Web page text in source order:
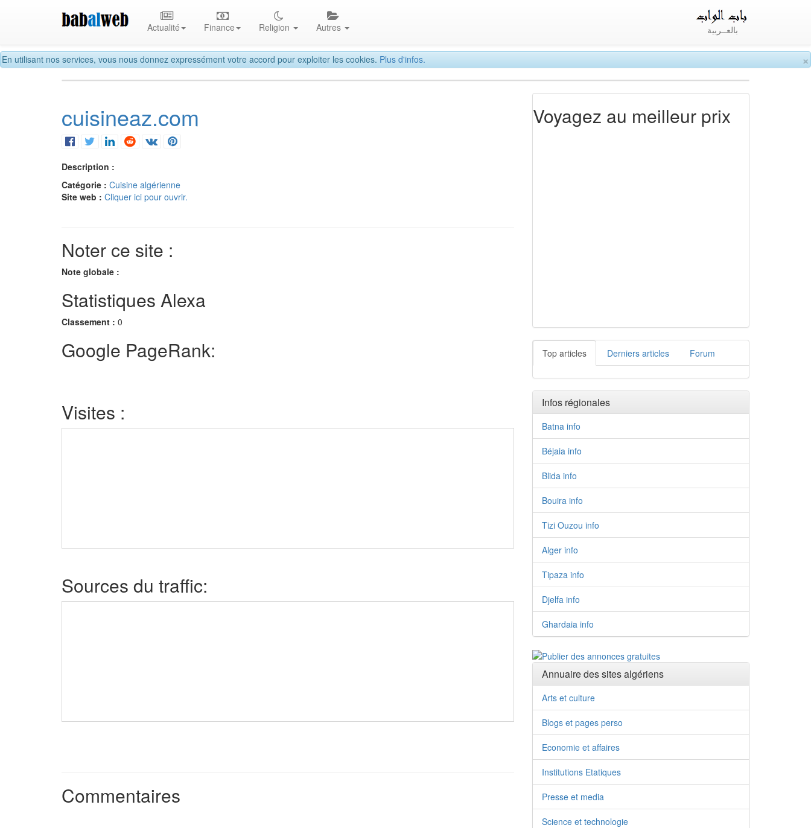
×
En utilisant nos services, vous nous donnez expressément votre accord pour exploiter les cookies. Plus d'infos.
Actualité Finance Religion Autres بالعــربية
cuisineaz.com
Description :
Catégorie : Cuisine algérienne
Site web : Cliquer ici pour ouvrir.
Noter ce site :
Note globale :
Statistiques Alexa
Classement : 0
Google PageRank:
Visites :
Sources du traffic:
Commentaires
Voyagez au meilleur prix
Top articles Derniers articles Forum
Infos régionales
Batna info
Béjaia info
Blida info
Bouira info
Tizi Ouzou info
Alger info
Tipaza info
Djelfa info
Ghardaia info
Annuaire des sites algériens
Arts et culture
Blogs et pages perso
Economie et affaires
Institutions Etatiques
Presse et media
Science et technologie